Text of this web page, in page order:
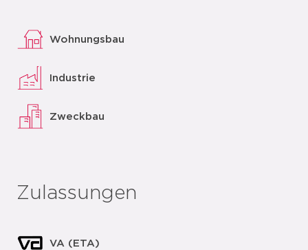
Wohnungsbau
Industrie
Zweckbau
Zulassungen
VA (ETA)